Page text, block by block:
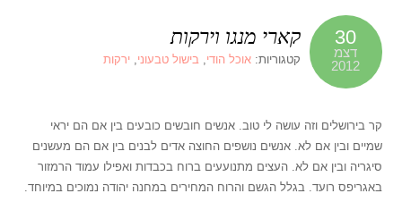
30
דצמ
2012
קארי מנגו וירקות
קטגוריות:אוכל הודי,בישול טבעוני,ירקות
קר בירושלים וזה עושה לי טוב. אנשים חובשים כובעים בין אם הם יראי
שמיים ובין אם לא. אנשים נושפים החוצה אדים לבנים בין אם הם מעשנים
סיגריה ובין אם לא. העצים מתנועעים ברוח בכבדות ואפילו עמוד הרמזור
באגריפס רועד. בגלל הגשם והרוח המחירים במחנה יהודה נמוכים במיוחד.